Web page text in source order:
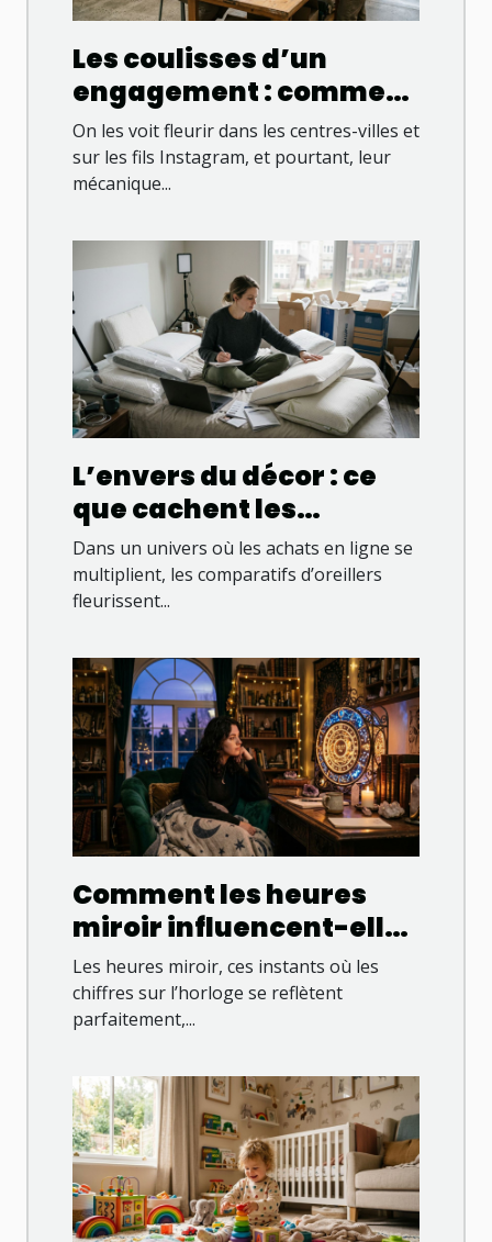
Les coulisses d’un
engagement : comment
une boutique
responsable change la
donne
On les voit fleurir dans les centres-villes et
sur les fils Instagram, et pourtant, leur
mécanique...
L’envers du décor : ce
que cachent les
comparatifs d’oreillers
en ligne
Dans un univers où les achats en ligne se
multiplient, les comparatifs d’oreillers
fleurissent...
Comment les heures
miroir influencent-elles
votre quotidien ?
Les heures miroir, ces instants où les
chiffres sur l’horloge se reflètent
parfaitement,...